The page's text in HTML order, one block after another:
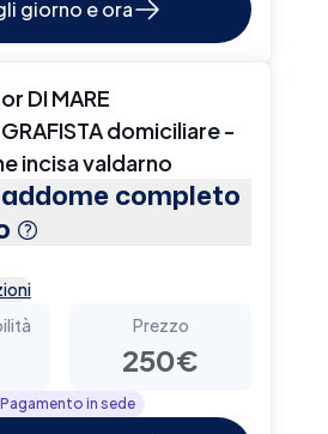
giorno e ora
DI MARE
domiciliare -
incisa valdarno
completo
Prezzo
250€
Pagamento in sede